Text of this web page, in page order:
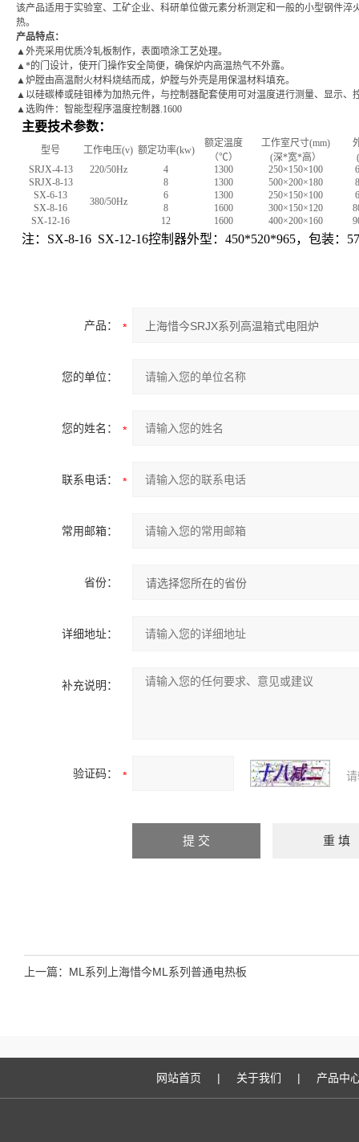
该产品适用于实验室、工矿企业、科研单位做元素分析测定和一般的小型钢件
热。
产品特点：
▲外壳采用优质冷轧板制作，表面喷涂工艺处理。
▲*的门设计，使开门操作安全简便，确保炉内高温热气不外露。
▲炉膛由高温耐火材料烧结而成，炉膛与外壳是用保温材料填充。
▲ 以硅碳棒或硅钼棒为加热元件，与控制器配套使用可对温度进行测量、显示、
▲选购件：智能型程序温度控制器.1600
主要技术参数：
型号 工作电压(v) 额定功率(kw)
额定温度
（℃）
工作室尺寸(mm)
(深*宽*高）
SRJX-4-13
220/50Hz 4 1300 250×150×100
SRJX-8-13
380/50Hz
8 1300 500×200×180
SX-6-13
6 1300 250×150×100
SX-8-16
8 1600 300×150×120
SX-12-16
12 1600 400×200×160
注：SX-8-16 SX-12-16控制器外型：450*520*965，包装：
产品：
您的单位：
您的姓名：
联系电话：
常用邮箱：
省份：
详细地址：
补充说明：
验证码：
上一篇： ML系列上海惜今ML系列普通电热板
网站首页 | 关于我们 | 产品中